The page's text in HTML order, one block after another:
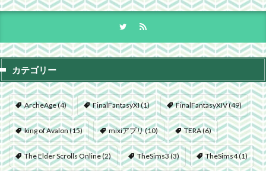
カテゴリー
ArcheAge(4) FinalFantasyXI(1) FinalFantasyXIV(49)
king of Avalon(15) mixiアプリ(10) TERA(6)
The Elder Scrolls Online(2) TheSims3(3) TheSims4(1)